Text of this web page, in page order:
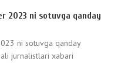
2023 ni sotuvga qanday
ni sotuvga qanday
jurnalistlari xabari